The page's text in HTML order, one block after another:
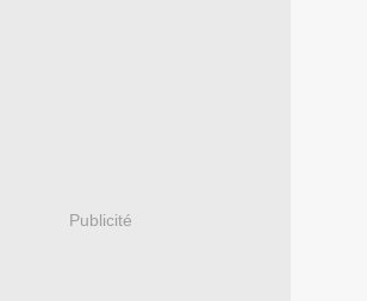
Publicité